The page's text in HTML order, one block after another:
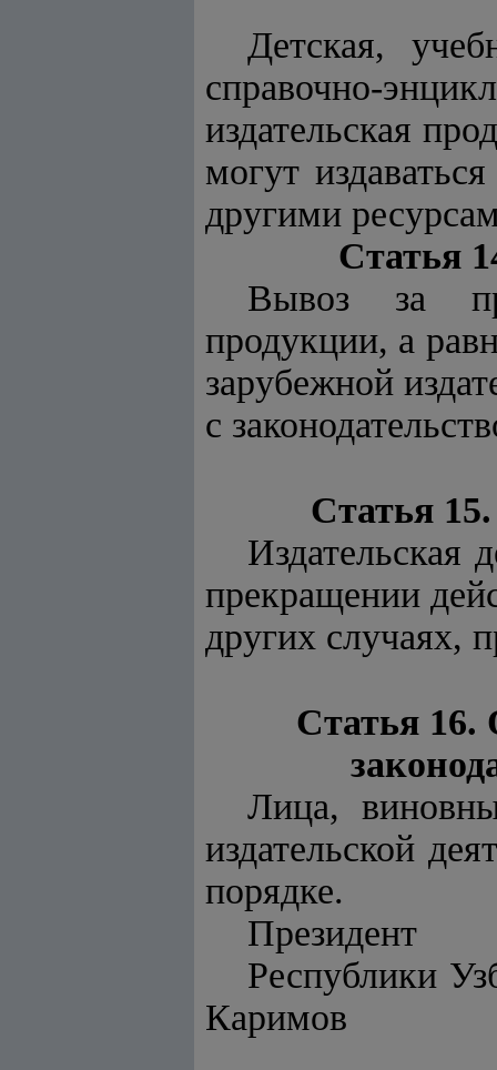
Детская,
справочно-
издательская
могут
другими
Статья
Вывоз за
продукции, а
зарубежной
с
Статья
Издательская
прекращении
других случаях,
Статья 16.
Лица,
издательской
порядке.
Президент
Каримов